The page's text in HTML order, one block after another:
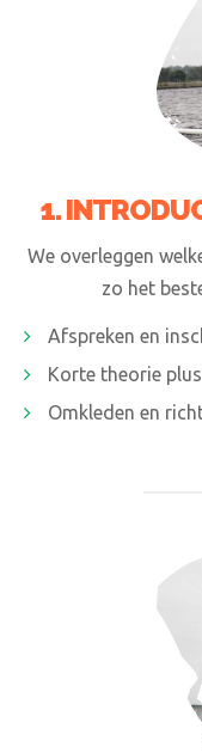
1.
We overleggen
zo het
Afspreken en
Korte theorie
Omkleden en